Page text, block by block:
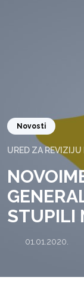
Novosti
URED ZA
STUPILI
01.01.2020.